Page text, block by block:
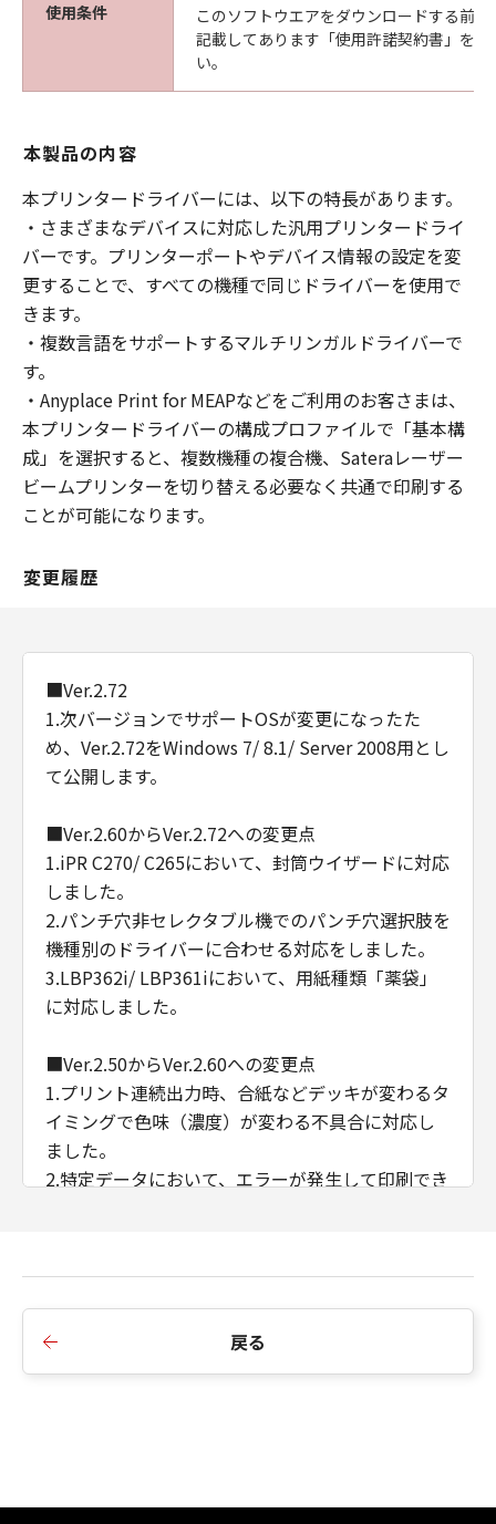
使用条件
このソフトウエアをダウンロードする前
記載してあります「使用許諾契約書」を
い。
本製品の内容
本プリンタードライバーには、以下の特長があります。
・さまざまなデバイスに対応した汎用プリンタードライ
バーです。プリンターポートやデバイス情報の設定を変
更することで、すべての機種で同じドライバーを使用で
きます。
・複数言語をサポートするマルチリンガルドライバーで
す。
・Anyplace Print for MEAPなどをご利用のお客さまは、
本プリンタードライバーの構成プロファイルで「基本構
成」を選択すると、複数機種の複合機、Sateraレーザー
ビームプリンターを切り替える必要なく共通で印刷する
ことが可能になります。
変更履歴
■Ver.2.72
1.次バージョンでサポートOSが変更になったた
め、Ver.2.72をWindows 7/ 8.1/ Server 2008用とし
て公開します。
■Ver.2.60からVer.2.72への変更点
1.iPR C270/ C265において、封筒ウイザードに対応
しました。
2.パンチ穴非セレクタブル機でのパンチ穴選択肢を
機種別のドライバーに合わせる対応をしました。
3.LBP362i/ LBP361iにおいて、用紙種類「薬袋」
に対応しました。
■Ver.2.50からVer.2.60への変更点
1.プリント連続出力時、合紙などデッキが変わるタ
イミングで色味（濃度）が変わる不具合に対応し
ました。
2.特定データにおいて、エラーが発生して印刷でき
5.AMSのWSD/IPP接続時のIPアドレス/ホスト名の
取得に対応しました。
戻る